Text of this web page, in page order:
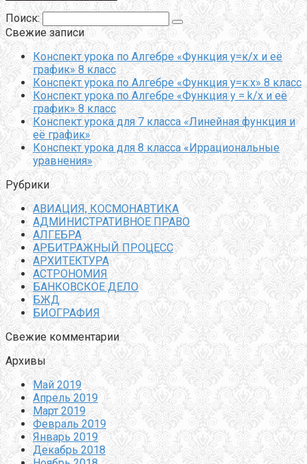
Поиск:
Свежие записи
Конспект урока по Алгебре «Функция у=к/х и её
график» 8 класс
Конспект урока по Алгебре «Функция у=к:х» 8 класс
Конспект урока по Алгебре «Функция y = k/x и её
график» 8 класс
Конспект урока для 7 класса «Линейная функция и
её график»
Конспект урока для 8 класса «Иррациональные
уравнения»
Рубрики
АВИАЦИЯ, КОСМОНАВТИКА
АДМИНИСТРАТИВНОЕ ПРАВО
АЛГЕБРА
АРБИТРАЖНЫЙ ПРОЦЕСС
АРХИТЕКТУРА
АСТРОНОМИЯ
БАНКОВСКОЕ ДЕЛО
БЖД
БИОГРАФИЯ
Свежие комментарии
Архивы
Май 2019
Апрель 2019
Март 2019
Февраль 2019
Январь 2019
Декабрь 2018